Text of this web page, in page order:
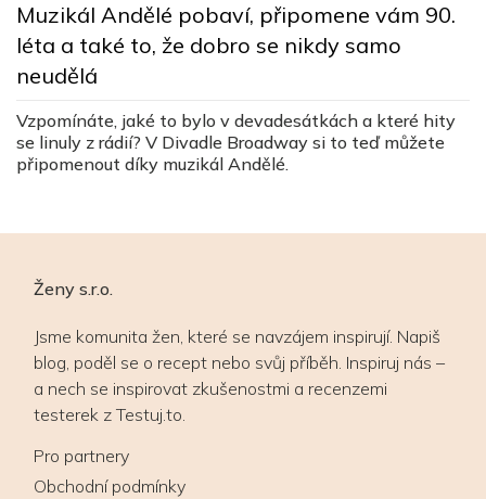
Muzikál Andělé pobaví, připomene vám 90.
léta a také to, že dobro se nikdy samo
neudělá
Vzpomínáte, jaké to bylo v devadesátkách a které hity
se linuly z rádií? V Divadle Broadway si to teď můžete
připomenout díky muzikál Andělé.
Ženy s.r.o.
Jsme komunita žen, které se navzájem inspirují. Napiš
blog, poděl se o recept nebo svůj příběh. Inspiruj nás –
a nech se inspirovat zkušenostmi a recenzemi
testerek z Testuj.to.
Pro partnery
Obchodní podmínky